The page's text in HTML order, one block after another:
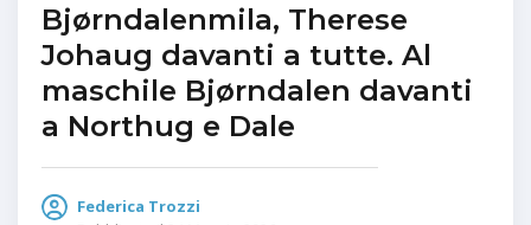
Bjørndalenmila, Therese
Johaug davanti a tutte. Al
maschile Bjørndalen davanti
a Northug e Dale
Federica Trozzi